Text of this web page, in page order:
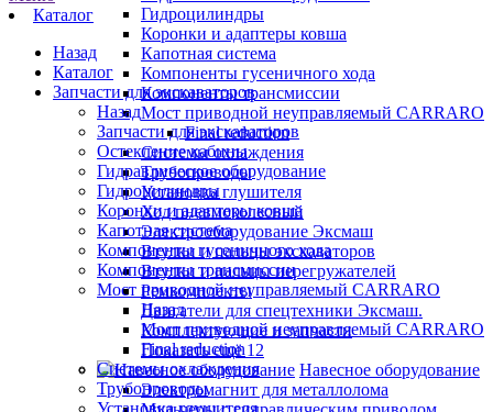
Гидроцилиндры
Коронки и адаптеры ковша
Капотная система
Компоненты гусеничного хода
Компоненты трансмиссии
Мост приводной неуправляемый CARRARO
Final reduction
Системы охлаждения
Трубопроводы
Установка глушителя
Ход пневмоколесный
Электрооборудование Эксмаш
Втулки и пальцы экскаваторов
Втулки и пальцы перегружателей
Ремкомплекты
Двигатели для спецтехники Эксмаш.
Комплектующие и запчасти
Показать ещё 12
Навесное оборудование
Электромагнит для металлолома
Каталог
Назад
Каталог
Запчасти для экскаваторов
Назад
Запчасти для экскаваторов
Остекление кабины
Гидравлическое оборудование
Гидроцилиндры
Коронки и адаптеры ковша
Капотная система
Компоненты гусеничного хода
Компоненты трансмиссии
Мост приводной неуправляемый CARRARO
Назад
Мост приводной неуправляемый CARRARO
Final reduction
Системы охлаждения
Трубопроводы
Установка глушителя